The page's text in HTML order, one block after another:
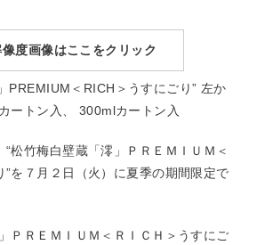
度画像はここをクリック
PREMIUM＜RICH＞うすにごり” 左か
ートン入、 300mlカートン入
松竹梅白壁蔵「澪」ＰＲＥＭＩＵＭ＜
”を７月２日（火）に夏季の期間限定で
ＰＲＥＭＩＵＭ＜ＲＩＣＨ＞うすにご